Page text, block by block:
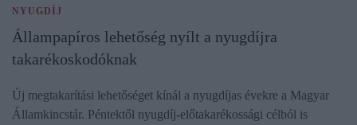
NYUGDÍJ
Állampapíros lehetőség nyílt a nyugdíjra
takarékoskodóknak
Új megtakarítási lehetőséget kínál a nyugdíjas évekre a Magyar
Államkincstár. Péntektől nyugdíj-előtakarékossági célból is